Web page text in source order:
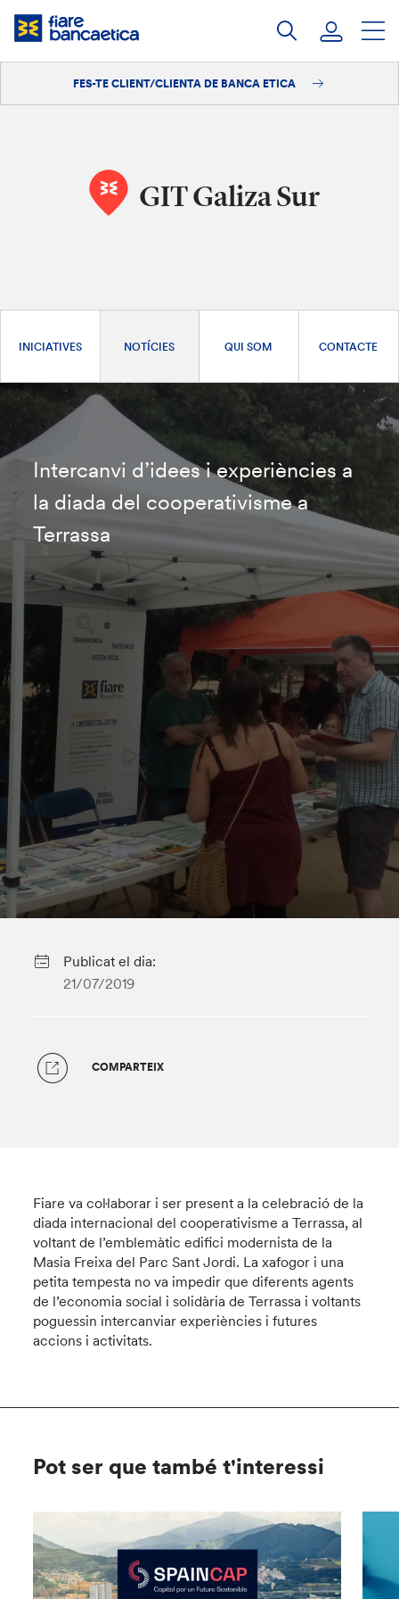
Salta
Iniciar sessióFES-TE CLIENT/CLIENTA DE BANCA ETICA
GIT Galiza Sur
INICIATIVES NOTÍCIES QUI SOM CONTACTE
Intercanvi d’idees i experiències a
la diada del cooperativisme a
Terrassa
Publicat el dia:
21/07/2019
COMPARTEIX
Fiare va col·laborar i ser present a la celebració de la
diada internacional del cooperativisme a Terrassa, al
voltant de l’emblemàtic edifici modernista de la
Masia Freixa del Parc Sant Jordi. La xafogor i una
petita tempesta no va impedir que diferents agents
de l’economia social i solidària de Terrassa i voltants
poguessin intercanviar experiències i futures
accions i activitats.
Pot ser que també t'interessi